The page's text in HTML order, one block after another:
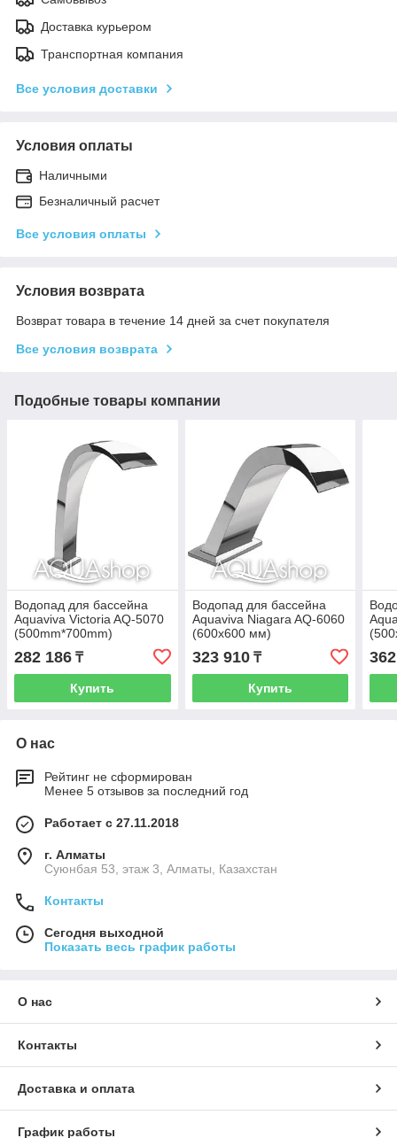
Доставка курьером
Транспортная компания
Все условия доставки
Условия оплаты
Наличными
Безналичный расчет
Все условия оплаты
Условия возврата
Возврат товара в течение 14 дней за счет покупателя
Все условия возврата
Подобные товары компании
Водопад для бассейна
Aquaviva Victoria AQ-5070
(500mm*700mm)
282 186 ₸
Купить
Водопад для бассейна
Aquaviva Niagara AQ-6060
(600х600 мм)
323 910₸
Купить
О нас
Рейтинг не сформирован
Менее 5 отзывов за последний год
Работает с 27.11.2018
г. Алматы
Суюнбая 53, этаж 3, Алматы, Казахстан
Контакты
Сегодня выходной
Показать весь график работы
О нас
Контакты
Доставка и оплата
График работы